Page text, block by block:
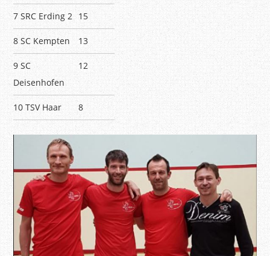
7 SRC Erding 2 15
8 SC Kempten 13
9 SC
Deisenhofen
12
10 TSV Haar 8